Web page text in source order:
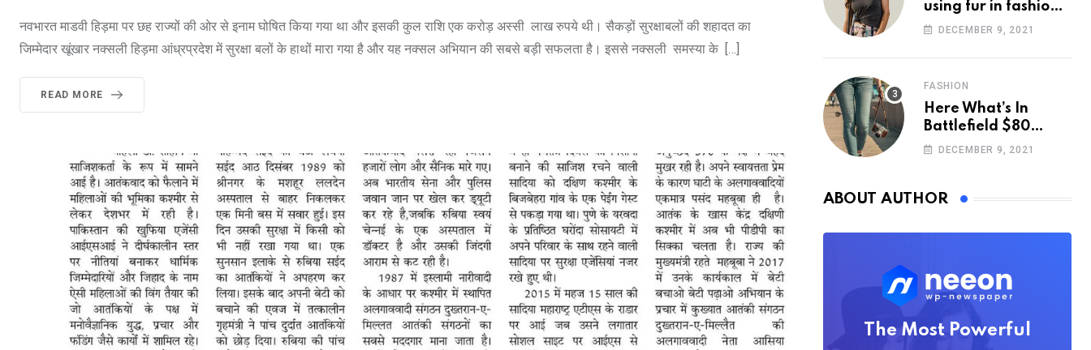
नवभारत माडवी हिड़मा पर छह राज्यों की ओर से इनाम घोषित किया गया था और इसकी कुल राशि एक करोड़ अस्सी लाख रुपये थी। सैकड़ों सुरक्षाबलों की शहादत का
जिम्मेदार खूंखार नक्सली हिड़मा आंध्रप्रदेश में सुरक्षा बलों के हाथों मारा गया है और यह नक्सल अभियान की सबसे बड़ी सफलता है। इससे नक्सली समस्या के […]
READ MORE
using fur in fashion
after walking off
DECEMBER 9, 2021
FASHION
Here What’s In
Battlefield $80
Deluxe Edition
DECEMBER 9, 2021
ABOUT AUTHOR
The Most Powerful